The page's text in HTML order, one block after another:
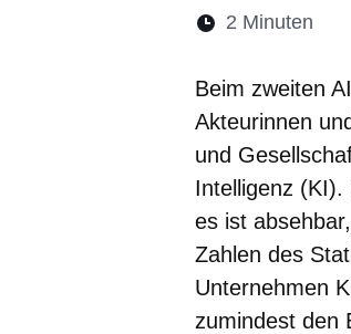
Lesedauer:
2 Minuten
Beim zweiten
Akteurinnen
und
Intelligenz (KI).
es ist
Zahlen des
Unternehmen
zumindest den